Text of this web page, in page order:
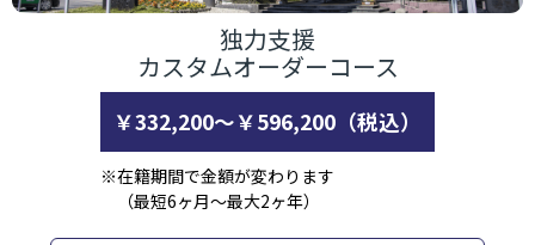
独力支援
カスタムオーダーコース
￥332,200～￥596,200（税込）
※在籍期間で金額が変わります
（最短6ヶ月～最大2ヶ年）